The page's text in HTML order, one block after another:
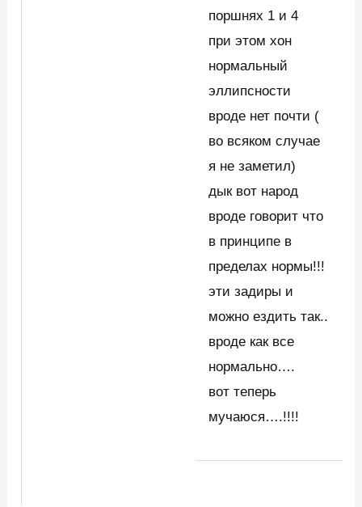
поршнях 1 и 4
при этом хон
нормальный
эллипсности
вроде нет почти (
во всяком случае
я не заметил)
дык вот народ
вроде говорит что
в принципе в
пределах нормы!!!
эти задиры и
можно ездить так..
вроде как все
нормально….
вот теперь
мучаюся….!!!!